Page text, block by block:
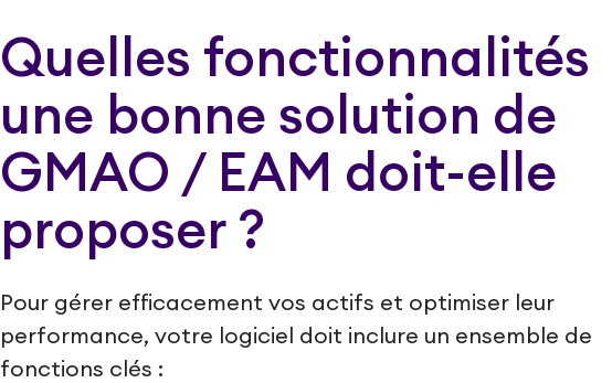
Quelles fonctionnalités
une bonne solution de
GMAO / EAM doit-elle
proposer ?
Pour gérer efficacement vos actifs et optimiser leur
performance, votre logiciel doit inclure un ensemble de
fonctions clés :